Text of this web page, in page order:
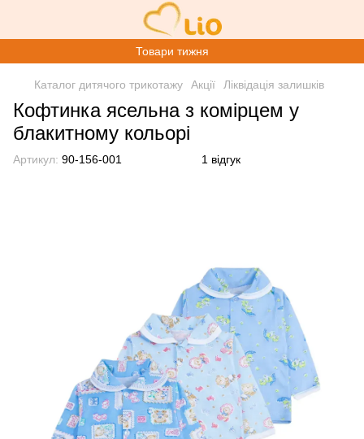
Товари тижня
Каталог дитячого трикотажу Акції Ліквідація залишків
Кофтинка ясельна з комірцем у
блакитному кольорі
Артикул: 90-156-001 1 відгук